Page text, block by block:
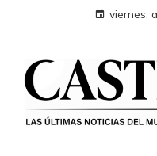
viernes,